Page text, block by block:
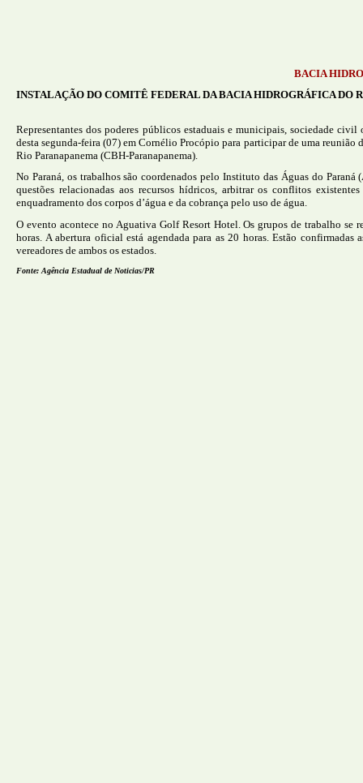
BACIA
INSTALAÇÃO DO COMITÊ FEDERAL DA BACIA HIDROGRÁFICA DO
Representantes dos poderes públicos estaduais e municipais, sociedade
desta segunda-feira (07) em Cornélio Procópio para participar de uma
Rio Paranapanema (CBH-Paranapanema).
No Paraná, os trabalhos são coordenados pelo Instituto das Águas do Paraná
questões relacionadas aos recursos hídricos, arbitrar os conflitos
enquadramento dos corpos d’água e da cobrança pelo uso de água.
O evento acontece no Aguativa Golf Resort Hotel. Os grupos de trabalho se
horas. A abertura oficial está agendada para as 20 horas. Estão
vereadores de ambos os estados.
Fonte: Agência Estadual de Noticias/PR